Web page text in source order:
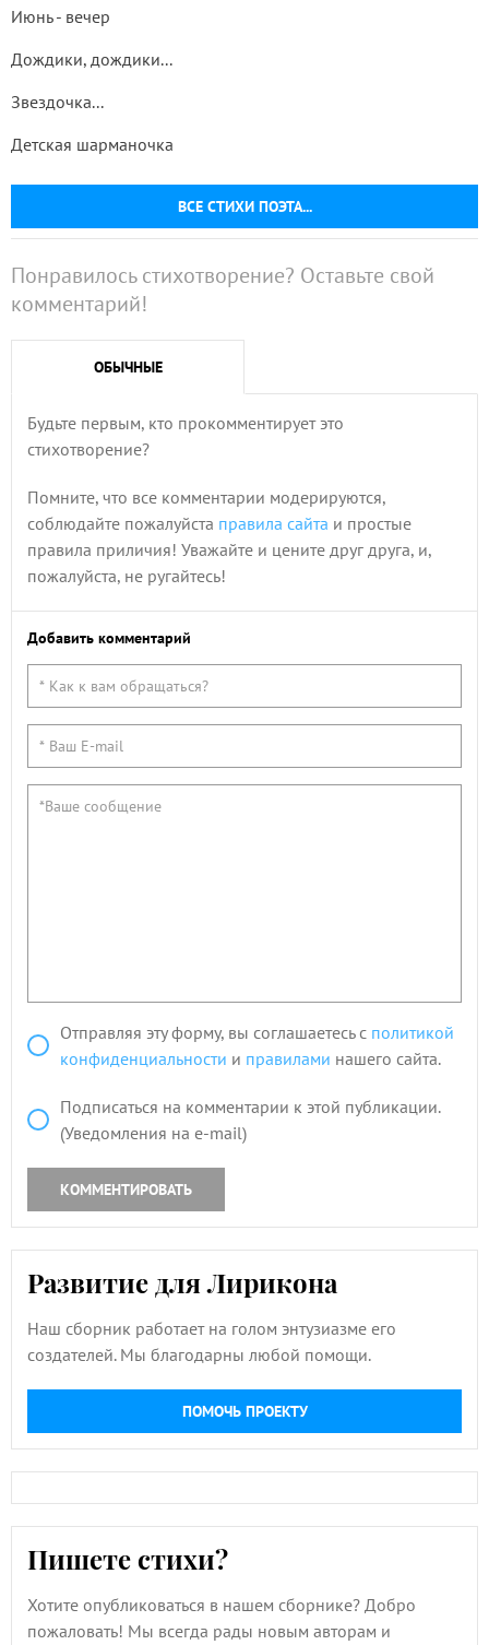
ВСЕ СТИХИ ПОЭТА...
Июнь - вечер
Дождики, дождики...
Звездочка...
Детская шарманочка
Понравилось стихотворение? Оставьте свой
комментарий!
ОБЫЧНЫЕ
Будьте первым, кто прокомментирует это
стихотворение?
Помните, что все комментарии модерируются,
соблюдайте пожалуйста правила сайта и простые
правила приличия! Уважайте и цените друг друга, и,
пожалуйста, не ругайтесь!
Добавить комментарий
Отправляя эту форму, вы соглашаетесь с политикой
конфиденциальности и правилами нашего сайта.
Подписаться на комментарии к этой публикации.
(Уведомления на e-mail)
КОММЕНТИРОВАТЬ
Развитие для Лирикона
Наш сборник работает на голом энтузиазме его
создателей. Мы благодарны любой помощи.
ПОМОЧЬ ПРОЕКТУ
Пишете стихи?
Хотите опубликоваться в нашем сборнике? Добро
пожаловать! Мы всегда рады новым авторам и